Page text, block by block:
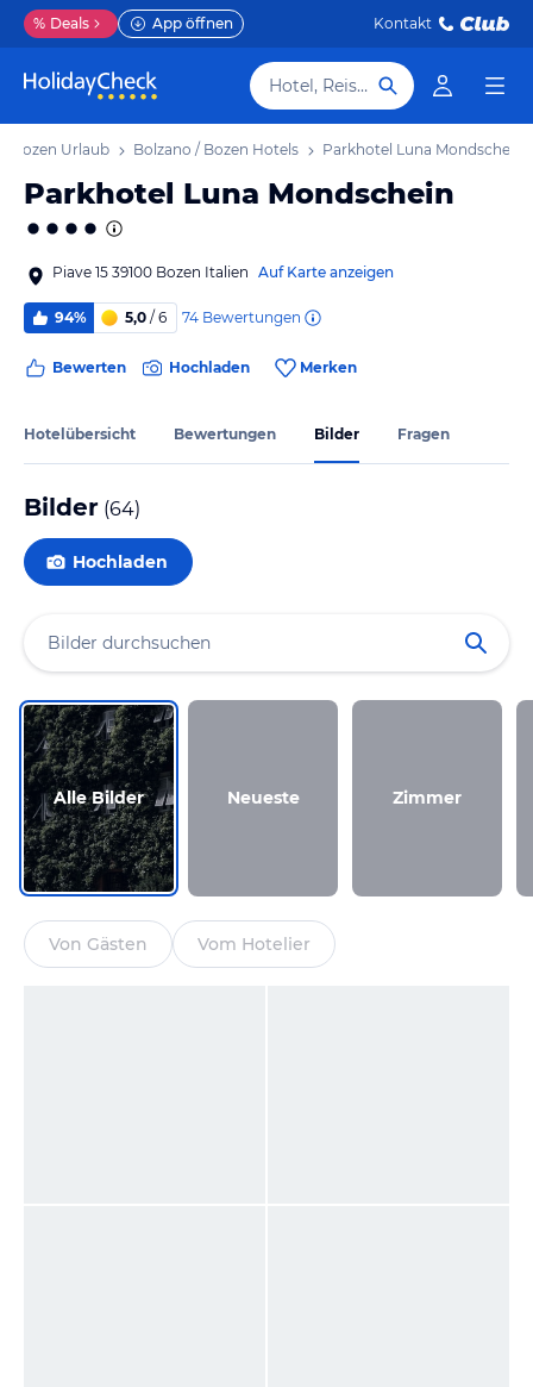
% Deals App öffnen Kontakt
Hotel, Reiseziel
Bozen Urlaub Bolzano / Bozen Hotels Parkhotel Luna Mondschein
Parkhotel Luna Mondschein
Piave 15 39100 Bozen Italien Auf Karte anzeigen
94% 5,0 / 6 74 Bewertungen
Bewerten Hochladen Merken
Hotelübersicht Bewertungen Bilder Fragen
Bilder (64)
Hochladen
Alle Bilder Neueste Zimmer
Von Gästen Vom Hotelier